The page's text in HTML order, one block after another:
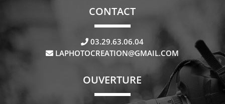
CONTACT
03.29.63.06.04
LAPHOTOCREATION@GMAIL.COM
OUVERTURE